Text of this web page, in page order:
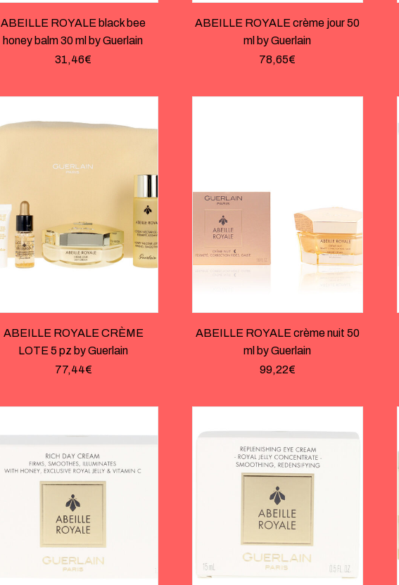
ABEILLE ROYALE black bee
honey balm 30 ml by Guerlain
31,46€
ABEILLE ROYALE crème jour 50
ml by Guerlain
78,65€
ABEILLE ROYALE CRÈME
LOTE 5 pz by Guerlain
77,44€
ABEILLE ROYALE crème nuit 50
ml by Guerlain
99,22€